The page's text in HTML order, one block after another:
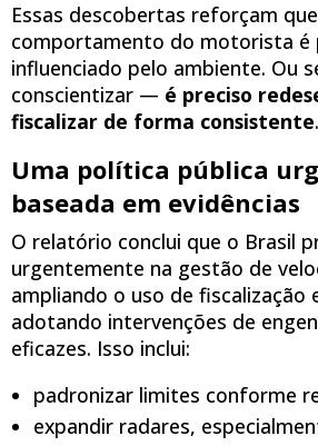
Essas descobertas reforçam
comportamento do motorista é
influenciado pelo ambiente. Ou
conscientizar — é preciso
fiscalizar de forma consistente.
Uma política pública
baseada em evidências
O relatório conclui que o Brasil
urgentemente na gestão de
ampliando o uso de fiscalização
adotando intervenções de
eficazes. Isso inclui:
padronizar limites conforme
expandir radares,